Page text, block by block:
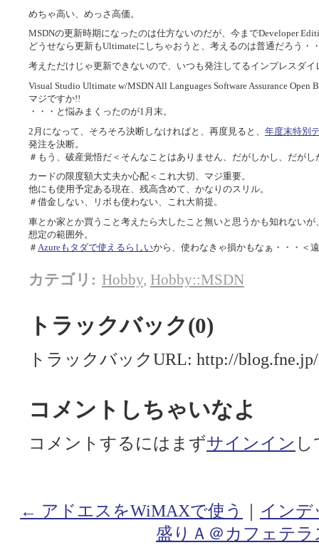
めちゃ高い、めっさ高価。
MSDNの更新時期になったのは仕方ないのだが、今までDeveloper
どうせなら更新もUltimateにしちゃおうと、考えるのは普通だろう・
考えただけじゃ更新できないので、いつも発注してるインプレスダ
Visual Studio Ultimate w/MSDN All Languages Software Assurance Open
マジですか!!
・・・と悩みまくったのが1月末。
2月になって、そろそろ決断しなければと、再度見ると、 年度末特別
発注を決断。
＃もう、破産覚悟だ＜そんなことはありません、だがしかし、だがし
カードの限度額大丈夫か心配＜これ大切、マジ重要。
他にも使用予定ある現在、残高含めて、かなりのスリル。
＃借金しない、リボも使わない、これ大前提。
車とか家とか買うこと考えたら大したこと無いと思うかも知れない
想定の範囲外。
＃ Azureもタダで使えるらしいから、使わなきゃ損かもなぁ・・・＜
カテゴリ : Hobby, Hobby::MSDN
トラックバック(0)
トラックバックURL: http://
コメントしちゃいなよ
コメントするにはまずサインイン
← アドエスをWiMAXで使う ｜ インデ
盛りＡ＠カフェテ